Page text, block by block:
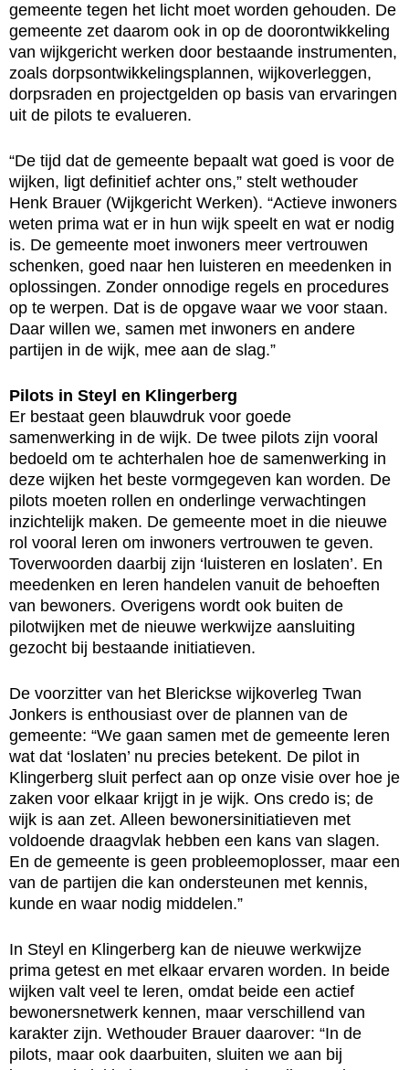
gemeente tegen het licht moet worden gehouden. De
gemeente zet daarom ook in op de doorontwikkeling
van wijkgericht werken door bestaande instrumenten,
zoals dorpsontwikkelingsplannen, wijkoverleggen,
dorpsraden en projectgelden op basis van ervaringen
uit de pilots te evalueren.
“De tijd dat de gemeente bepaalt wat goed is voor de
wijken, ligt definitief achter ons,” stelt wethouder
Henk Brauer (Wijkgericht Werken). “Actieve inwoners
weten prima wat er in hun wijk speelt en wat er nodig
is. De gemeente moet inwoners meer vertrouwen
schenken, goed naar hen luisteren en meedenken in
oplossingen. Zonder onnodige regels en procedures
op te werpen. Dat is de opgave waar we voor staan.
Daar willen we, samen met inwoners en andere
partijen in de wijk, mee aan de slag.”
Pilots in Steyl en Klingerberg
Er bestaat geen blauwdruk voor goede
samenwerking in de wijk. De twee pilots zijn vooral
bedoeld om te achterhalen hoe de samenwerking in
deze wijken het beste vormgegeven kan worden. De
pilots moeten rollen en onderlinge verwachtingen
inzichtelijk maken. De gemeente moet in die nieuwe
rol vooral leren om inwoners vertrouwen te geven.
Toverwoorden daarbij zijn ‘luisteren en loslaten’. En
meedenken en leren handelen vanuit de behoeften
van bewoners. Overigens wordt ook buiten de
pilotwijken met de nieuwe werkwijze aansluiting
gezocht bij bestaande initiatieven.
De voorzitter van het Blerickse wijkoverleg Twan
Jonkers is enthousiast over de plannen van de
gemeente: “We gaan samen met de gemeente leren
wat dat ‘loslaten’ nu precies betekent. De pilot in
Klingerberg sluit perfect aan op onze visie over hoe je
zaken voor elkaar krijgt in je wijk. Ons credo is; de
wijk is aan zet. Alleen bewonersinitiatieven met
voldoende draagvlak hebben een kans van slagen.
En de gemeente is geen probleemoplosser, maar een
van de partijen die kan ondersteunen met kennis,
kunde en waar nodig middelen.”
In Steyl en Klingerberg kan de nieuwe werkwijze
prima getest en met elkaar ervaren worden. In beide
wijken valt veel te leren, omdat beide een actief
bewonersnetwerk kennen, maar verschillend van
karakter zijn. Wethouder Brauer daarover: “In de
pilots, maar ook daarbuiten, sluiten we aan bij